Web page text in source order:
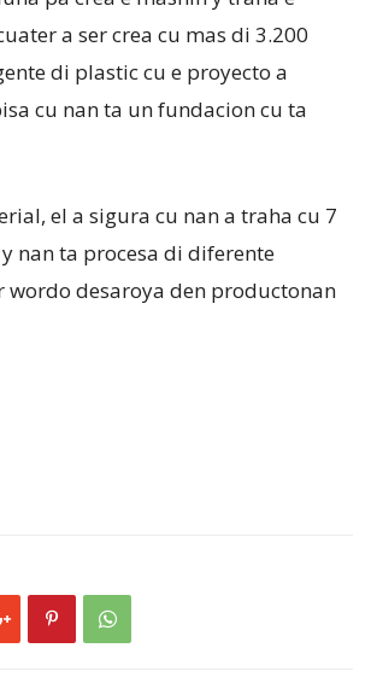
a ser crea cu mas di 3.200
di plastic cu e proyecto a
cu nan ta un fundacion cu ta
el a sigura cu nan a traha cu 7
nan ta procesa di diferente
wordo desaroya den productonan